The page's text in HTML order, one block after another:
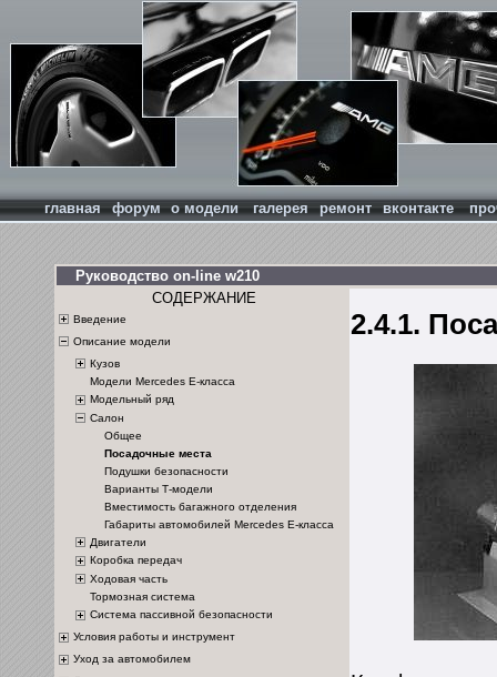
главная форум о модели галерея ремонт вконтакте
Руководство on-line w210
СОДЕРЖАНИЕ
Введение
Описание модели
Кузов
Модели Mercedes Е-класса
Модельный ряд
Салон
Общее
Посадочные места
Подушки безопасности
Варианты Т-модели
Вместимость багажного отделения
Габариты автомобилей Mercedes Е-класса
Двигатели
Коробка передач
Ходовая часть
Тормозная система
Система пассивной безопасности
Условия работы и инструмент
Уход за автомобилем
2.4.1.